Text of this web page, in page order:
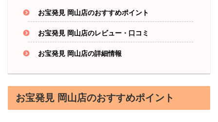
お宝発見 岡山店のおすすめポイント
お宝発見 岡山店のレビュー・口コミ
お宝発見 岡山店の詳細情報
お宝発見 岡山店のおすすめポイント